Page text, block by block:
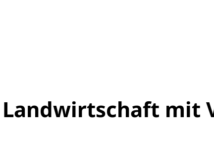
Landwirtschaft mit